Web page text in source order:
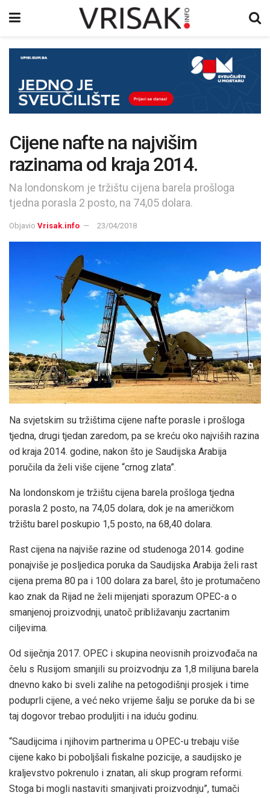
Cijene nafte na najvišim
razinama od kraja 2014.
Na londonskom je tržištu cijena barela prošloga
tjedna porasla 2 posto, na 74,05 dolara.
Objavio Vrisak.info 23/04/2018
Na svjetskim su tržištima cijene nafte porasle i prošloga
tjedna, drugi tjedan zaredom, pa se kreću oko najviših razina
od kraja 2014. godine, nakon što je Saudijska Arabija
poručila da želi više cijene “crnog zlata”.
Na londonskom je tržištu cijena barela prošloga tjedna
porasla 2 posto, na 74,05 dolara, dok je na američkom
tržištu barel poskupio 1,5 posto, na 68,40 dolara.
Rast cijena na najviše razine od studenoga 2014. godine
ponajviše je posljedica poruka da Saudijska Arabija želi rast
cijena prema 80 pa i 100 dolara za barel, što je protumačeno
kao znak da Rijad ne želi mijenjati sporazum OPEC-a o
smanjenoj proizvodnji, unatoč približavanju zacrtanim
ciljevima.
Od siječnja 2017. OPEC i skupina neovisnih proizvođača na
čelu s Rusijom smanjili su proizvodnju za 1,8 milijuna barela
dnevno kako bi sveli zalihe na petogodišnji prosjek i time
poduprli cijene, a već neko vrijeme šalju se poruke da bi se
taj dogovor trebao produljiti i na iduću godinu.
“Saudijcima i njihovim partnerima u OPEC-u trebaju više
cijene kako bi poboljšali fiskalne pozicije, a saudijsko je
kraljevstvo pokrenulo i znatan, ali skup program reformi.
Stoga bi mogli nastaviti smanjivati proizvodnju”, tumači